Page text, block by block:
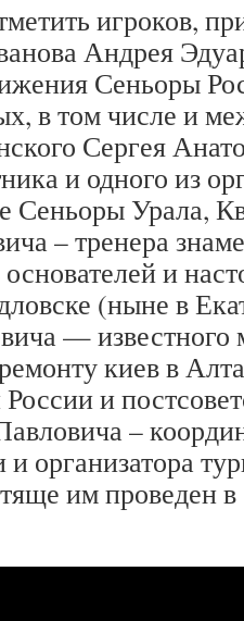
игроков,
Андрея
Сеньоры
в том числе и
Сергея
и одного из
Сеньоры Урала,
– тренера
и
(ныне в
— известного
киев в
и
–
организатора
им проведен